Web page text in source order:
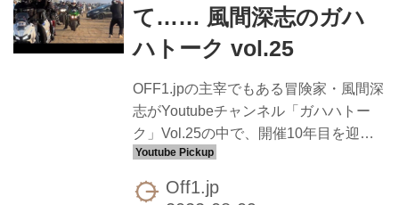
て…… 風間深志のガハ
ハトーク vol.25
OFF1.jpの主宰でもある冒険家・風間深
志がYoutubeチャンネル「ガハハトー
ク」Vol.25の中で、開催10年目を迎え
たSSTR（サンライズ・サンセット・ツ
ーリング・ラリー）についてプロデュ
ーサーとしての思いを語っています。
Off1.jp